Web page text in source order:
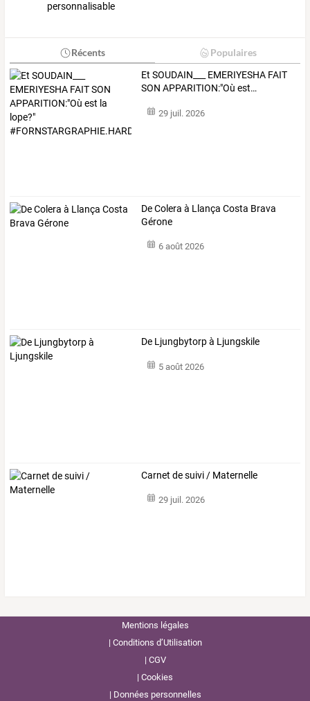
personnalisable
Récents Populaires
Et SOUDAIN___ EMERIYESHA FAIT
SON APPARITION:"Où est…
29 juil. 2026
De Colera à Llança Costa Brava
Gérone
6 août 2026
De Ljungbytorp à Ljungskile
5 août 2026
Carnet de suivi / Maternelle
29 juil. 2026
Mentions légales
Conditions d’Utilisation
CGV
Cookies
Données personnelles